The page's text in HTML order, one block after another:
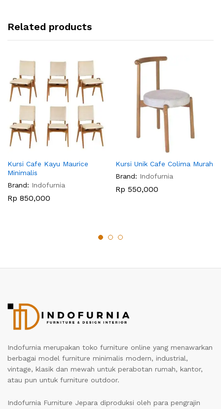
Related products
Kursi Cafe Kayu Maurice
Minimalis
Brand: Indofurnia
Rp 850,000
Kursi Unik Cafe Colima Murah
Brand: Indofurnia
Rp 550,000
Indofurnia merupakan toko furniture online yang menawarkan
berbagai model furniture minimalis modern, industrial,
vintage, klasik dan mewah untuk perabotan rumah, kantor,
atau pun untuk furniture outdoor.
Indofurnia Furniture Jepara diproduksi oleh para pengrajin